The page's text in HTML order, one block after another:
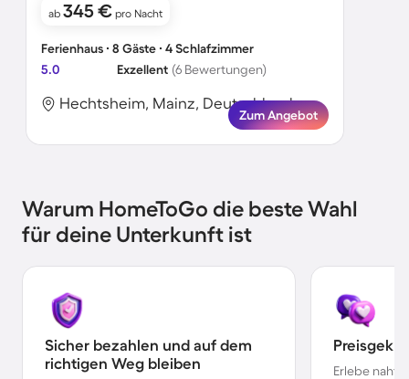
ab 345 € pro Nacht
Ferienhaus ∙ 8 Gäste ∙ 4 Schlafzimmer
5.0
Exzellent (6 Bewertungen)
Hechtsheim, Mainz, Deutschland
Zum Angebot
Warum HomeToGo die beste Wahl
für deine Unterkunft ist
Sicher bezahlen und auf dem
richtigen Weg bleiben
Erlebe